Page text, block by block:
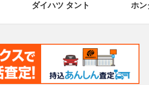
ダイハツ タント ホン